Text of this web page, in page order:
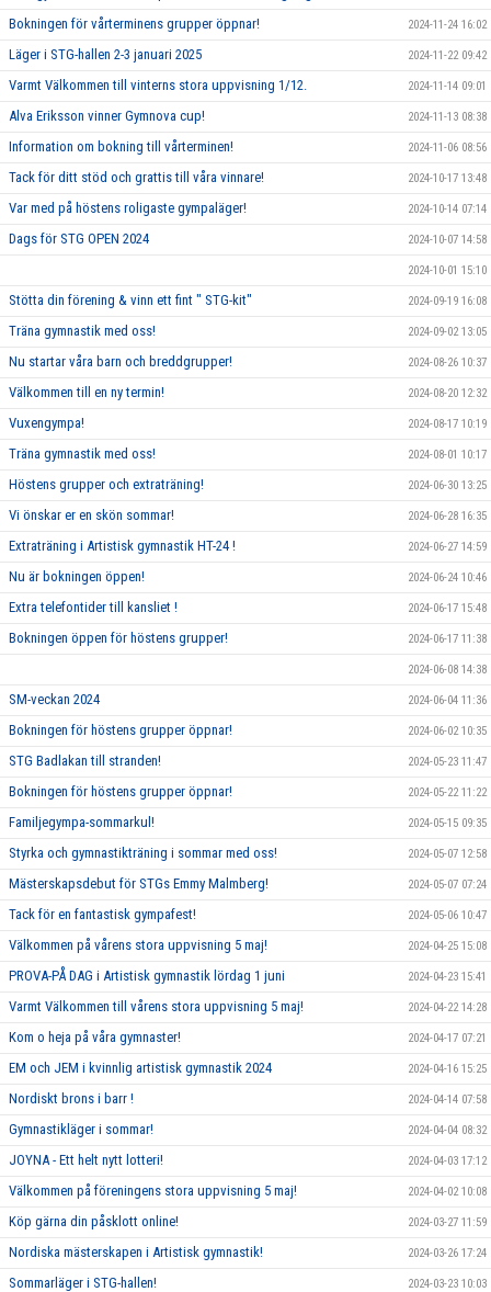
Bokningen för vårterminens grupper öppnar! 2024-11-24 16:02
Läger i STG-hallen 2-3 januari 2025 2024-11-22 09:42
Varmt Välkommen till vinterns stora uppvisning 1/12. 2024-11-14 09:01
Alva Eriksson vinner Gymnova cup! 2024-11-13 08:38
Information om bokning till vårterminen! 2024-11-06 08:56
Tack för ditt stöd och grattis till våra vinnare! 2024-10-17 13:48
Var med på höstens roligaste gympaläger! 2024-10-14 07:14
Dags för STG OPEN 2024 2024-10-07 14:58
2024-10-01 15:10
Stötta din förening & vinn ett fint " STG-kit" 2024-09-19 16:08
Träna gymnastik med oss! 2024-09-02 13:05
Nu startar våra barn och breddgrupper! 2024-08-26 10:37
Välkommen till en ny termin! 2024-08-20 12:32
Vuxengympa! 2024-08-17 10:19
Träna gymnastik med oss! 2024-08-01 10:17
Höstens grupper och extraträning! 2024-06-30 13:25
Vi önskar er en skön sommar! 2024-06-28 16:35
Extraträning i Artistisk gymnastik HT-24 ! 2024-06-27 14:59
Nu är bokningen öppen! 2024-06-24 10:46
Extra telefontider till kansliet ! 2024-06-17 15:48
Bokningen öppen för höstens grupper! 2024-06-17 11:38
2024-06-08 14:38
SM-veckan 2024 2024-06-04 11:36
Bokningen för höstens grupper öppnar! 2024-06-02 10:35
STG Badlakan till stranden! 2024-05-23 11:47
Bokningen för höstens grupper öppnar! 2024-05-22 11:22
Familjegympa-sommarkul! 2024-05-15 09:35
Styrka och gymnastikträning i sommar med oss! 2024-05-07 12:58
Mästerskapsdebut för STGs Emmy Malmberg! 2024-05-07 07:24
Tack för en fantastisk gympafest! 2024-05-06 10:47
Välkommen på vårens stora uppvisning 5 maj! 2024-04-25 15:08
PROVA-PÅ DAG i Artistisk gymnastik lördag 1 juni 2024-04-23 15:41
Varmt Välkommen till vårens stora uppvisning 5 maj! 2024-04-22 14:28
Kom o heja på våra gymnaster! 2024-04-17 07:21
EM och JEM i kvinnlig artistisk gymnastik 2024 2024-04-16 15:25
Nordiskt brons i barr ! 2024-04-14 07:58
Gymnastikläger i sommar! 2024-04-04 08:32
JOYNA - Ett helt nytt lotteri! 2024-04-03 17:12
Välkommen på föreningens stora uppvisning 5 maj! 2024-04-02 10:08
Köp gärna din påsklott online! 2024-03-27 11:59
Nordiska mästerskapen i Artistisk gymnastik! 2024-03-26 17:24
Sommarläger i STG-hallen! 2024-03-23 10:03